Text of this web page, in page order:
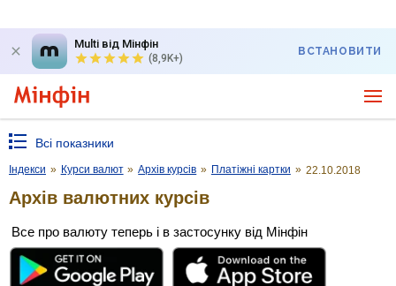
Multi від Мінфін
(8,9K+)
ВСТАНОВИТИ
Всі показники
Індекси » Курси валют » Архів курсів » Платіжні картки » 22.10.2018
Архів валютних курсів
Все про валюту теперь і в застосунку від Мінфін